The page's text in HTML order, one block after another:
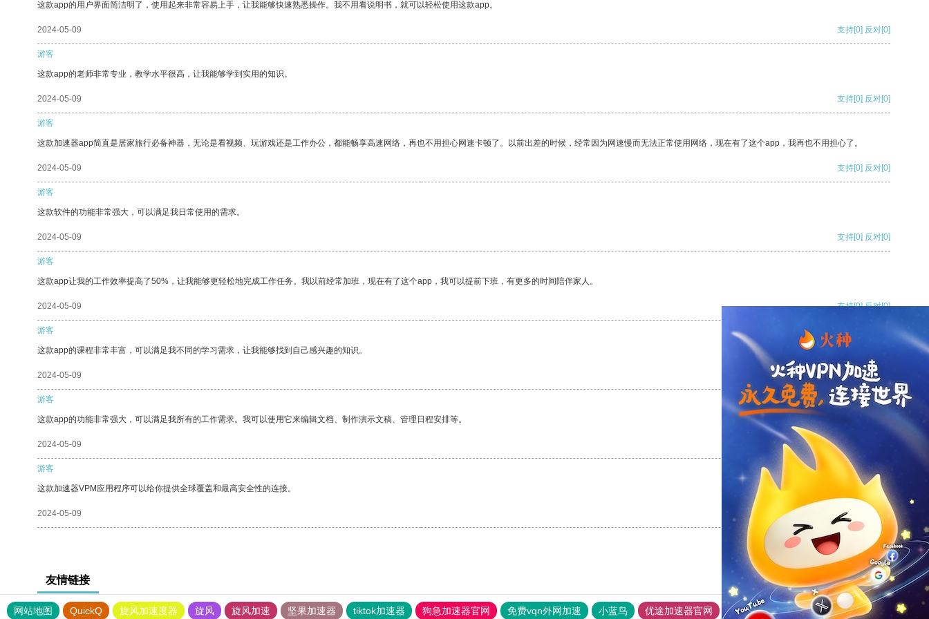
这款app的用户界面简洁明了，使用起来非常容易上手，让我能够快速熟悉操作。我不用看说明书，就可以轻松使用这款app。
2024-05-09 支持[0] 反对[0]
游客
这款app的老师非常专业，教学水平很高，让我能够学到实用的知识。
2024-05-09 支持[0] 反对[0]
游客
这款加速器app简直是居家旅行必备神器，无论是看视频、玩游戏还是工作办公，都能畅享高速网络，再也不用担心网速卡顿了。以前出差的时候，经常因为网速慢而无法正常使用网络，现在有了这个app，我再也不用担心了。
2024-05-09 支持[0] 反对[0]
游客
这款软件的功能非常强大，可以满足我日常使用的需求。
2024-05-09 支持[0] 反对[0]
游客
这款app让我的工作效率提高了50%，让我能够更轻松地完成工作任务。我以前经常加班，现在有了这个app，我可以提前下班，有更多的时间陪伴家人。
2024-05-09 支持[0] 反对[0]
游客
这款app的课程非常丰富，可以满足我不同的学习需求，让我能够找到自己感兴趣的知识。
2024-05-09 支持[0] 反对
游客
这款app的功能非常强大，可以满足我所有的工作需求。我可以使用它来编辑文档、制作演示文稿、管理日程安排等。
2024-05-09 支持
游客
这款加速器VPM应用程序可以给你提供全球覆盖和最高安全性的连接。
2024-05-09 支持 反对 [0]
友情链接
网站地图 QuickQ 旋风加速度器 旋风 旋风加速 坚果加速器 tiktok加速器 狗急加速器官网 免费vqn外网加速 小蓝鸟 优途加速器官网 风驰加速器 旋风加速器 八戒看书